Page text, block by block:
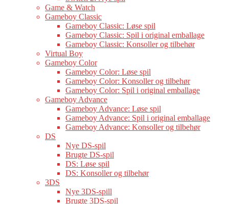
Game & Watch
Gameboy Classic
Gameboy Classic: Løse spil
Gameboy Classic: Spil i original emballage
Gameboy Classic: Konsoller og tilbehør
Virtual Boy
Gameboy Color
Gameboy Color: Løse spil
Gameboy Color: Konsoller og tilbehør
Gameboy Color: Spil i original emballage
Gameboy Advance
Gameboy Advance: Løse spil
Gameboy Advance: Spil i original emballage
Gameboy Advance: Konsoller og tilbehør
DS
Nye DS-spil
Brugte DS-spil
DS: Løse spil
DS: Konsoller og tilbehør
3DS
Nye 3DS-spill
Brugte 3DS-spil